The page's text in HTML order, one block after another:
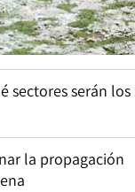
sectores serán los
la propagación